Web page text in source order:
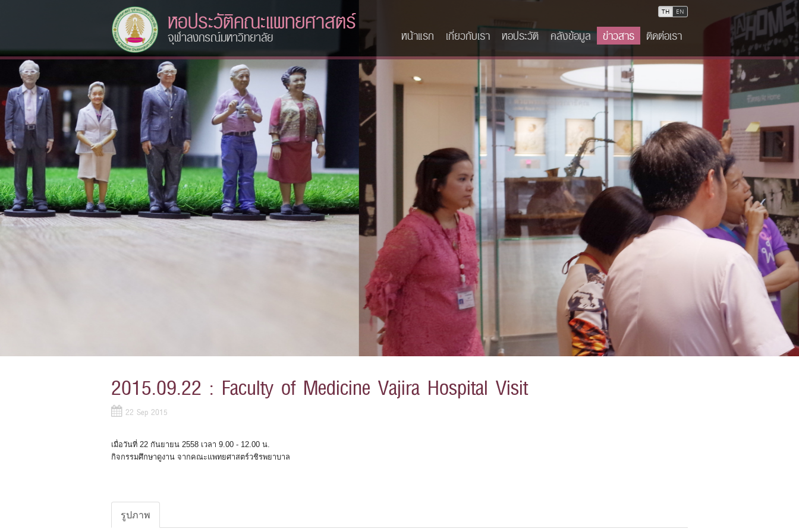
TH EN
หอประวัติคณะแพทยศาสตร์
จุฬาลงกรณ์มหาวิทยาลัย หน้าแรก เกี่ยวกับเรา หอประวัติ คลังข้อมูล ข่าวสาร ติดต่อเรา
2015.09.22 : Faculty of Medicine Vajira Hospital Visit
22 Sep 2015
เมื่อวันที่ 22 กันยายน 2558 เวลา 9.00 - 12.00 น.
กิจกรรมศึกษาดูงาน จากคณะแพทยศาสตร์วชิรพยาบาล
รูปภาพ